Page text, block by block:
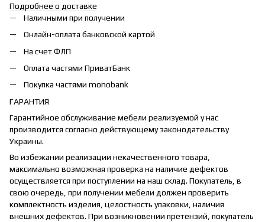
Подробнее о доставке
Наличными при получении
Онлайн-оплата банковской картой
На счет ФЛП
Оплата частями ПриватБанк
Покупка частями monobank
ГАРАНТИЯ
Гарантийное обслуживание мебели реализуемой у нас
производится согласно действующему законодательству
Украины.
Во избежании реализации некачественного товара,
максимально возможная проверка на наличие дефектов
осуществляется при поступлении на наш склад. Покупатель, в
свою очередь, при получении мебели должен проверить
комплектность изделия, целостность упаковки, наличия
внешних дефектов. При возникновении претензий, покупатель